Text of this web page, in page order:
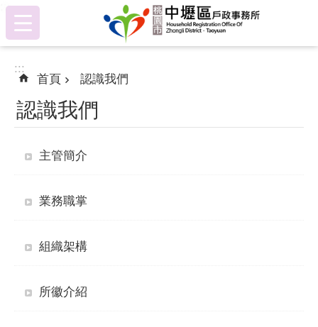
跳到主要內容區塊
:::
:::
首頁 認識我們
認識我們
主管簡介
業務職掌
組織架構
所徽介紹